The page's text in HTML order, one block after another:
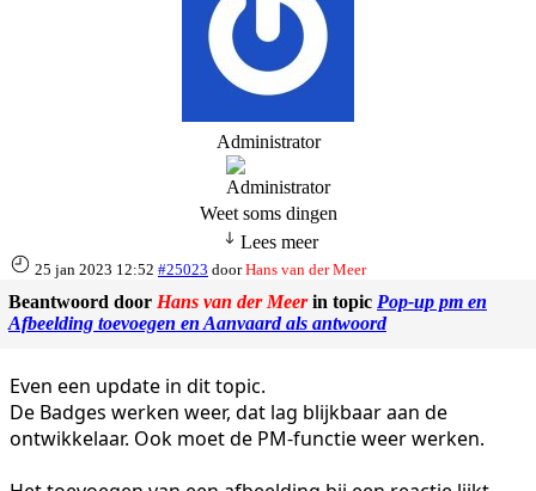
Administrator
Weet soms dingen
Lees meer
25 jan 2023 12:52 #25023 doorHans van der Meer
Beantwoord door Hans van der Meerin topic Pop-up pm en
Afbeelding toevoegen en Aanvaard als antwoord
Even een update in dit topic.
De Badges werken weer, dat lag blijkbaar aan de
ontwikkelaar. Ook moet de PM-functie weer werken.